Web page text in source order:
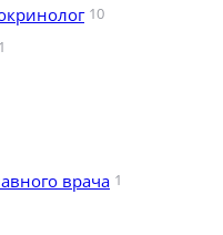
10
1
врача 1